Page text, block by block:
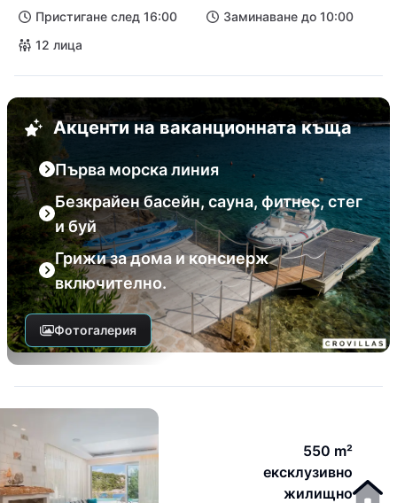
Пристигане след 16:00
Заминаване до 10:00
12 лица
Акценти на ваканционната къща
Първа морска линия
Безкрайен басейн, сауна, фитнес, стег
и буй
Грижи за дома и консиерж
включително.
Фотогалерия
550 m²
ексклузивно
жилищно